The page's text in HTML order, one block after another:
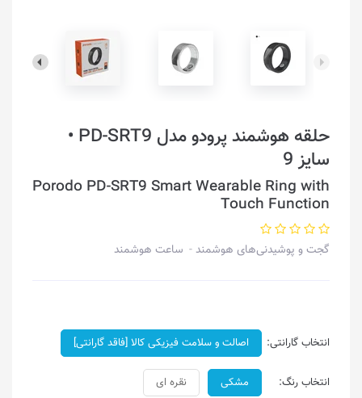
حلقه هوشمند پرودو مدل PD-SRT9 •
سایز 9
Porodo PD-SRT9 Smart Wearable Ring with
Touch Function
گجت و پوشیدنی‌های هوشمند ساعت هوشمند
انتخاب گارانتی: اصالت و سلامت فیزیکی کالا [فاقد گارانتی]
انتخاب رنگ: مشکی نقره ای